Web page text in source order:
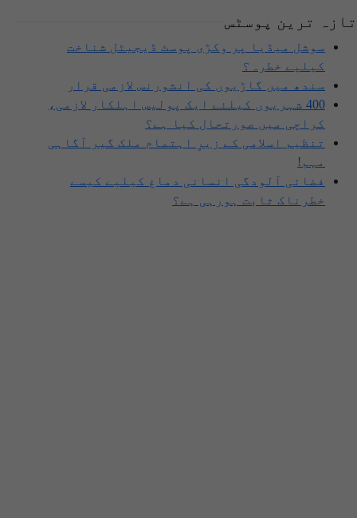
تازہ ترین پوسٹس
سوشل میڈیا پر وکڑی پوسٹ ڈیجیٹل شناخت
کیلیے خطرہ؟
سندھ میں گاڑیوں کی انشورنس لازمی قرار
400 شہریوں کیلئے ایک پولیس اہلکار لازمی،
کراچی میں صورتحال کیا ہے؟
تنظیم اسلامی کے زیرِ اہتمام ملک گیر آگاہی
مہم!
فضائی آلودگی انسانی دماغ کیلیے کیسے
خطرناک ثابت ہورہی ہے؟